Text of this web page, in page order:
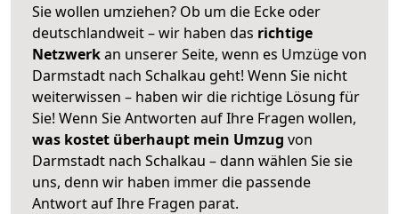
Sie wollen umziehen? Ob um die Ecke oder
deutschlandweit – wir haben das richtige
Netzwerkan unserer Seite, wenn es Umzüge von
Darmstadt nach Schalkau geht! Wenn Sie nicht
weiterwissen – haben wir die richtige Lösung für
Sie! Wenn Sie Antworten auf Ihre Fragen wollen,
was kostet überhaupt mein Umzug von
Darmstadt nach Schalkau – dann wählen Sie sie
uns, denn wir haben immer die passende
Antwort auf Ihre Fragen parat.